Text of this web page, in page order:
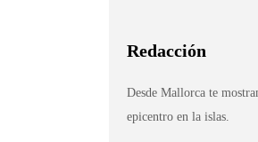
Redacción
Desde Mallorca te
epicentro en la islas.